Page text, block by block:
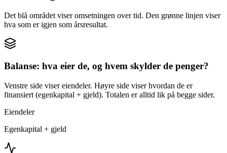
Det blå området viser omsetningen over tid. Den grønne linjen viser
hva som er igjen som årsresultat.
Balanse: hva eier de, og hvem skylder de penger?
Venstre side viser eiendeler. Høyre side viser hvordan de er
finansiert (egenkapital + gjeld). Totalen er alltid lik på begge sider.
Eiendeler
Egenkapital + gjeld